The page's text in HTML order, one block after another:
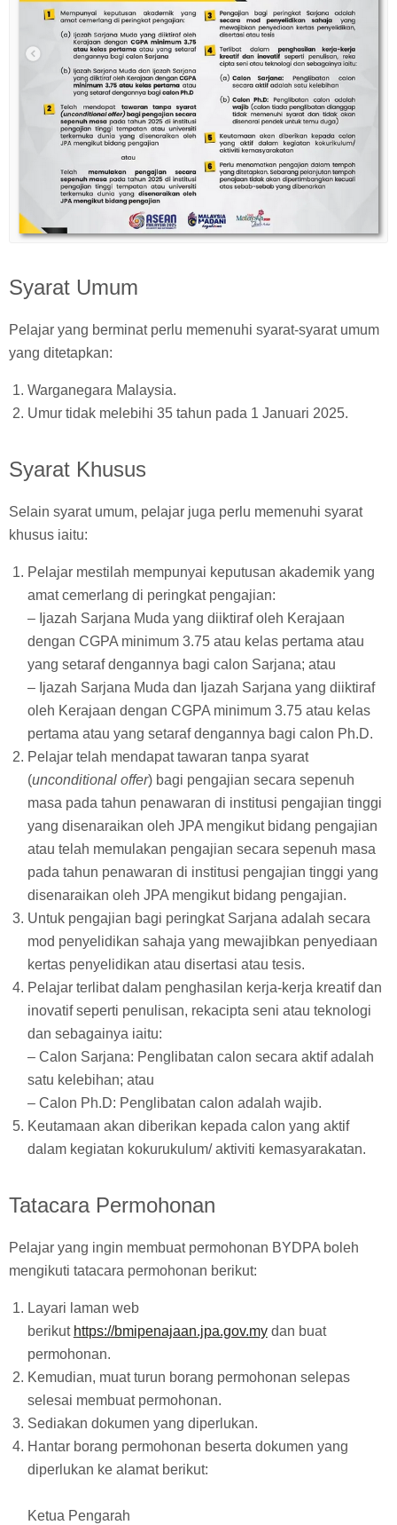
Syarat Umum
Pelajar yang berminat perlu memenuhi syarat-syarat umum
yang ditetapkan:
Warganegara Malaysia.
Umur tidak melebihi 35 tahun pada 1 Januari 2025.
Syarat Khusus
Selain syarat umum, pelajar juga perlu memenuhi syarat
khusus iaitu:
Pelajar mestilah mempunyai keputusan akademik yang
amat cemerlang di peringkat pengajian:
– Ijazah Sarjana Muda yang diiktiraf oleh Kerajaan
dengan CGPA minimum 3.75 atau kelas pertama atau
yang setaraf dengannya bagi calon Sarjana; atau
– Ijazah Sarjana Muda dan Ijazah Sarjana yang diiktiraf
oleh Kerajaan dengan CGPA minimum 3.75 atau kelas
pertama atau yang setaraf dengannya bagi calon Ph.D.
Pelajar telah mendapat tawaran tanpa syarat
(unconditional offer) bagi pengajian secara sepenuh
masa pada tahun penawaran di institusi pengajian tinggi
yang disenaraikan oleh JPA mengikut bidang pengajian
atau telah memulakan pengajian secara sepenuh masa
pada tahun penawaran di institusi pengajian tinggi yang
disenaraikan oleh JPA mengikut bidang pengajian.
Untuk pengajian bagi peringkat Sarjana adalah secara
mod penyelidikan sahaja yang mewajibkan penyediaan
kertas penyelidikan atau disertasi atau tesis.
Pelajar terlibat dalam penghasilan kerja-kerja kreatif dan
inovatif seperti penulisan, rekacipta seni atau teknologi
dan sebagainya iaitu:
– Calon Sarjana: Penglibatan calon secara aktif adalah
satu kelebihan; atau
– Calon Ph.D: Penglibatan calon adalah wajib.
Keutamaan akan diberikan kepada calon yang aktif
dalam kegiatan kokurukulum/ aktiviti kemasyarakatan.
Tatacara Permohonan
Pelajar yang ingin membuat permohonan BYDPA boleh
mengikuti tatacara permohonan berikut:
Layari laman web
berikut https://bmipenajaan.jpa.gov.mydan buat
permohonan.
Kemudian, muat turun borang permohonan selepas
selesai membuat permohonan.
Sediakan dokumen yang diperlukan.
Hantar borang permohonan beserta dokumen yang
diperlukan ke alamat berikut:
Ketua Pengarah